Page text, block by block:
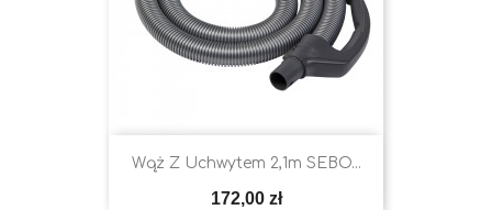
Wąż Z Uchwytem 2,1m SEBO...
Cena
172,00 zł